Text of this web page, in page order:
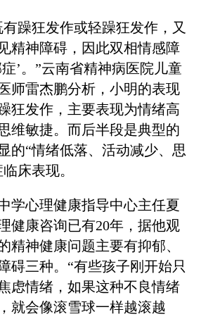
躁狂发作或轻躁狂发作，又
精神障碍，因此双相情感障
’。”云南省精神病医院儿童
师雷杰鹏分析，小明的表现
狂发作，主要表现为情绪高
维敏捷。而后半段是典型的
的“情绪低落、活动减少、思
床表现。
学心理健康指导中心主任夏
健康咨询已有20年，据他观
精神健康问题主要有抑郁、
碍三种。“有些孩子刚开始只
虑情绪，如果这种不良情绪
就会像滚雪球一样越滚越